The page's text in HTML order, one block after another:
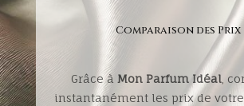
Comparaison des Prix
Grâce à Mon Parfum Idéal ,
instantanément les prix de